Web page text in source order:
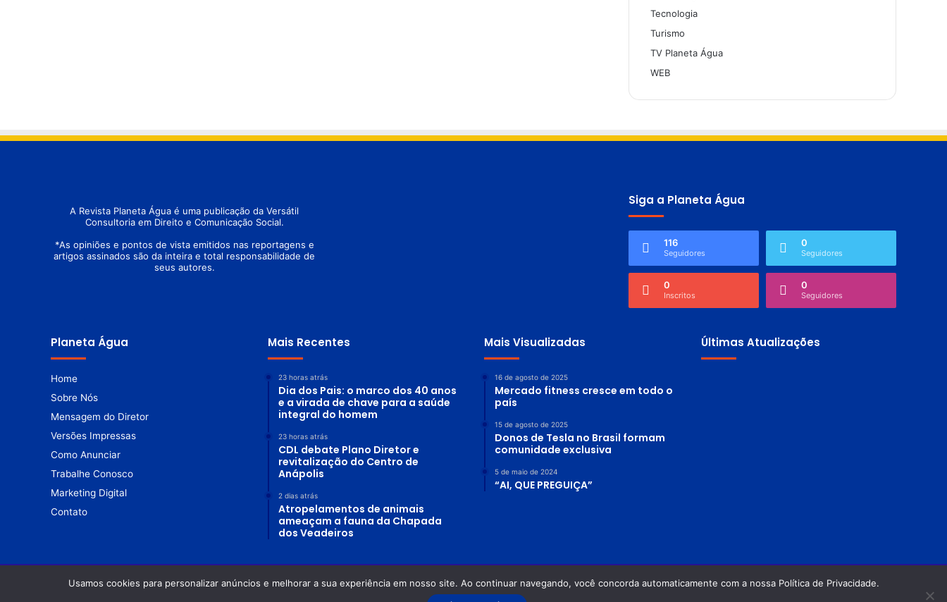
Tecnologia
Turismo
TV Planeta Água
WEB
A Revista Planeta Água é uma publicação da Versátil
Consultoria em Direito e Comunicação Social.
*As opiniões e pontos de vista emitidos nas reportagens e
artigos assinados são da inteira e total responsabilidade de
seus autores.
Siga a Planeta Água
116
Seguidores
0
Seguidores
0
Inscritos
0
Seguidores
Planeta Água
Home
Sobre Nós
Mensagem do Diretor
Versões Impressas
Como Anunciar
Trabalhe Conosco
Marketing Digital
Contato
Mais Recentes
23 horas atrás
Dia dos Pais: o marco dos 40 anos
e a virada de chave para a saúde
integral do homem
23 horas atrás
CDL debate Plano Diretor e
revitalização do Centro de
Anápolis
2 dias atrás
Atropelamentos de animais
ameaçam a fauna da Chapada
dos Veadeiros
Mais Visualizadas
16 de agosto de 2025
Mercado fitness cresce em todo o
país
15 de agosto de 2025
Donos de Tesla no Brasil formam
comunidade exclusiva
5 de maio de 2024
“AI, QUE PREGUIÇA”
Últimas Atualizações
© Copyright 2026. Todos os direitos reservados |Revista Planeta Água - Odilon Alves Rosa DRT-GO: 0870/86 - OAB-GO: 12.754 Política de privacidade
Termos de Uso
Usamos cookies para personalizar anúncios e melhorar a sua experiência em nosso site. Ao continuar navegando, você concorda automaticamente com a nossa Política de Privacidade.